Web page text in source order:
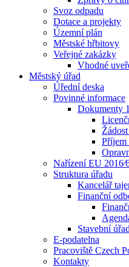
Svoz odpadu
Dotace a projekty
Územní plán
Městské hřbitovy
Veřejné zakázky
Vhodné
Městský úřad
Úřední deska
Povinné informace
Dokumenty
Příjem
Nařízení EU
Struktura úřadu
Kancelář
Finanční
Stavební
E-podatelna
Pracoviště Czech
Kontakty